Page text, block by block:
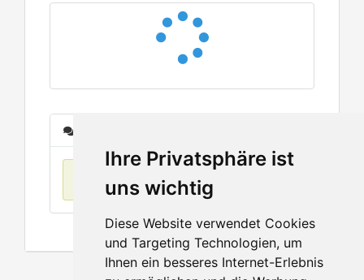
Ihre Privatsphäre ist
uns wichtig
Diese Website verwendet Cookies
und Targeting Technologien, um
Ihnen ein besseres Internet-Erlebnis
Keine Einträge